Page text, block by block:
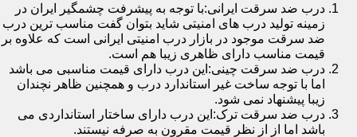
درب ضد سرقت ایرانی:با توجه به پیشرفت چشمگیر ایران در
زمینه تولید درب های امنیتی شاید بتوان گفت مناسب ترین درب
ضد سرقت موجود در بازار درب امنیتی ایرانی است که علاوه بر
قیمت مناسب دارای ظاهری زیبا هم است.
درب ضد سرقت چینی:این درب دارای قیمت مناسبی می باشد
اما با توجه ساخت غیر استاندارد درب و همچنین ظاهر نچندان
زیبا پیشنهاد نمی شود.
درب ضد سرقت ترک:این درب دارای ساختار استانداردی می
باشد اما از از نظر قیمت مقرون به صرفه نیستند.